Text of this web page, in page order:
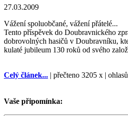
27.03.2009
Vážení spoluobčané, vážení přátelé...
Tento příspěvek do Doubravnického
dobrovolných hasičů v Doubravníku,
kulaté jubileum 130 roků od svého
Celý článek... | přečteno 3205 x |
Vaše připomínka: